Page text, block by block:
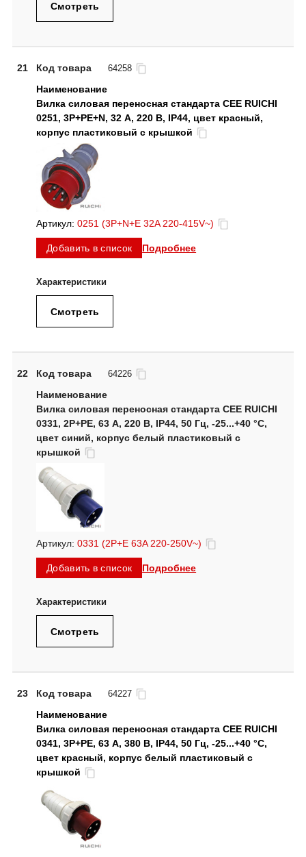
Смотреть
21 Код товара 64258
Вилка силовая переносная стандарта CEE RUICHI
0251, 3Р+PЕ+N, 32 А, 220 В, IP44, цвет красный,
корпус пластиковый с крышкой
Артикул: 0251 (3P+N+E 32A 220-415V~)
Добавить в список Подробнее
Смотреть
22 Код товара 64226
Вилка силовая переносная стандарта CEE RUICHI
0331, 2Р+PE, 63 А, 220 В, IP44, 50 Гц, -25...+40 °C,
цвет синий, корпус белый пластиковый с
крышкой
Артикул: 0331 (2P+E 63A 220-250V~)
Добавить в список Подробнее
Смотреть
23 Код товара 64227
Вилка силовая переносная стандарта CEE RUICHI
0341, 3Р+PE, 63 А, 380 В, IP44, 50 Гц, -25...+40 °C,
цвет красный, корпус белый пластиковый с
крышкой